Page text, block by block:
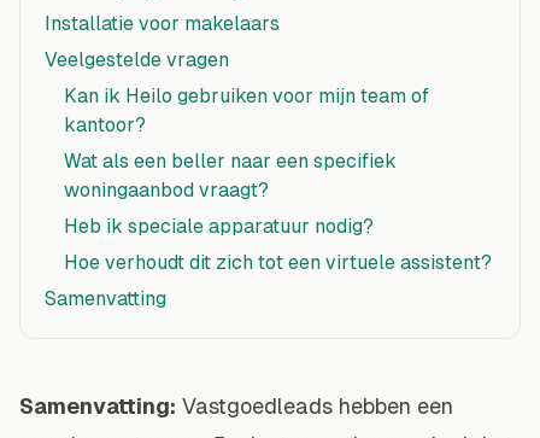
Installatie voor makelaars
Veelgestelde vragen
Kan ik Heilo gebruiken voor mijn team of
kantoor?
Wat als een beller naar een specifiek
woningaanbod vraagt?
Heb ik speciale apparatuur nodig?
Hoe verhoudt dit zich tot een virtuele assistent?
Samenvatting
Samenvatting: Vastgoedleads hebben een